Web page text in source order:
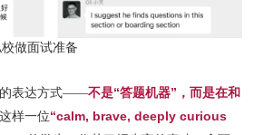
做面试准备
的表达方式——不是“答题机器”，而是在和
样一位“calm, brave, deeply curious